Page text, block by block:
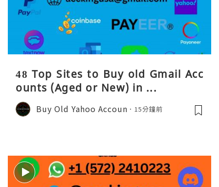
48 Top Sites to Buy old Gmail Acc
ounts (Aged or New) in ...
Buy Old Yahoo Accoun 15分鐘前